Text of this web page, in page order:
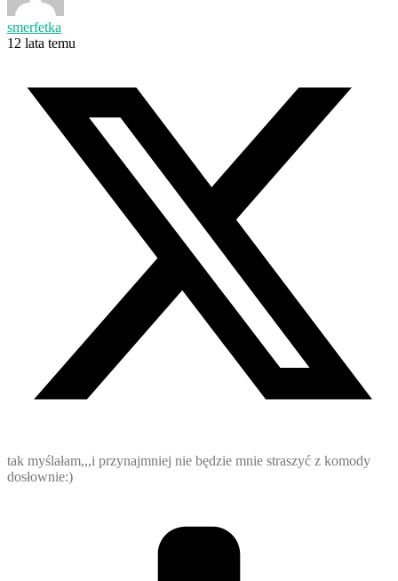
smerfetka
12 lata temu
tak myślałam,,,i przynajmniej nie będzie mnie straszyć z komody
dosłownie:)